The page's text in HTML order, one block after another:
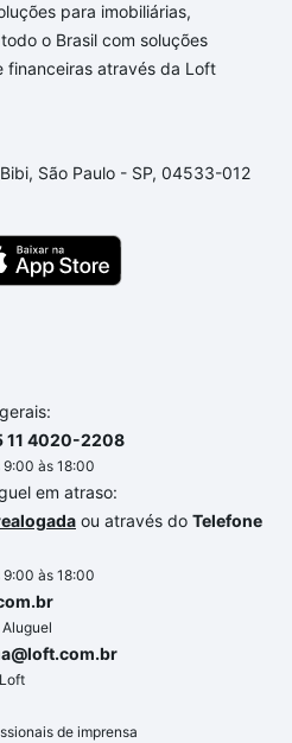
para imobiliárias,
o Brasil com soluções
financeiras através da Loft
São Paulo - SP, 04533-012
11 4020-2208
às 18:00
em atraso:
ou através do Telefone
às 18:00
de imprensa